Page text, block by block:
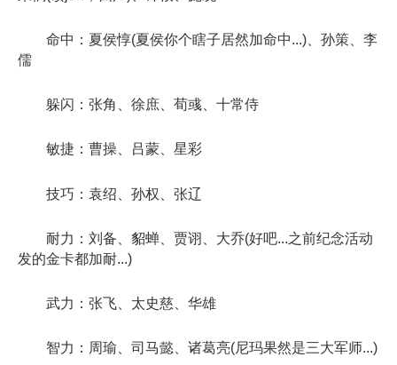
命中：夏侯惇(夏侯你个瞎子居然加命中...)、孙策、李
儒
躲闪：张角、徐庶、荀彧、十常侍
敏捷：曹操、吕蒙、星彩
技巧：袁绍、孙权、张辽
耐力：刘备、貂蝉、贾诩、大乔(好吧...之前纪念活动
发的金卡都加耐...)
武力：张飞、太史慈、华雄
智力：周瑜、司马懿、诸葛亮(尼玛果然是三大军师...)